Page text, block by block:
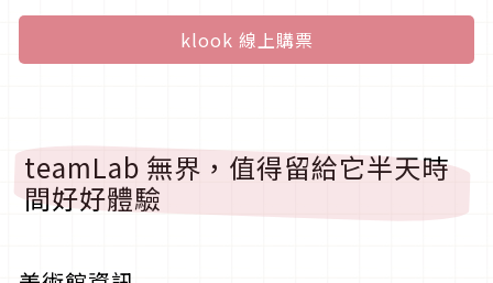
klook 線上購票
teamLab 無界，值得留給它半天時
間好好體驗